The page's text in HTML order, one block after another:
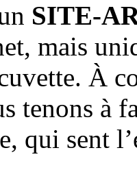
SITE-
mais
À
tenons à
qui sent